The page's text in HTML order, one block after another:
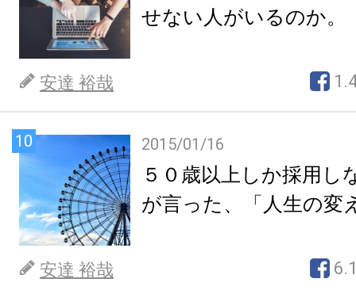
せない人がいるのか。
安達 裕哉
10 2015/01/16
５０歳以上しか採用し
が言った、「人生の変
安達 裕哉